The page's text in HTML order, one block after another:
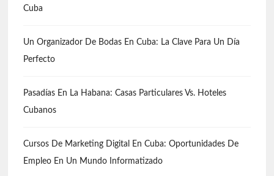
Cuba
Un Organizador De Bodas En Cuba: La Clave Para Un Día
Perfecto
Pasadías En La Habana: Casas Particulares Vs. Hoteles
Cubanos
Cursos De Marketing Digital En Cuba: Oportunidades De
Empleo En Un Mundo Informatizado